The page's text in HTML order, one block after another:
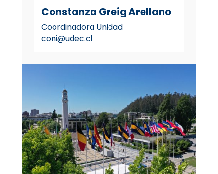
Constanza Greig Arellano
Coordinadora Unidad
coni@udec.cl